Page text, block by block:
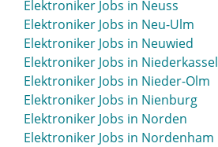
Elektroniker Jobs in Münsingen
Elektroniker Jobs in Münster
Elektroniker Jobs in Murnau
Elektroniker Jobs in Neuss
Elektroniker Jobs in Neu-Ulm
Elektroniker Jobs in Neuwied
Elektroniker Jobs in Niederkassel
Elektroniker Jobs in Nieder-Olm
Elektroniker Jobs in Nienburg
Elektroniker Jobs in Norden
Elektroniker Jobs in Nordenham